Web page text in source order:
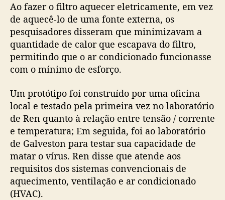
Ao fazer o filtro aquecer eletricamente, em vez
de aquecê-lo de uma fonte externa, os
pesquisadores disseram que minimizavam a
quantidade de calor que escapava do filtro,
permitindo que o ar condicionado funcionasse
com o mínimo de esforço.
Um protótipo foi construído por uma oficina
local e testado pela primeira vez no laboratório
de Ren quanto à relação entre tensão / corrente
e temperatura; Em seguida, foi ao laboratório
de Galveston para testar sua capacidade de
matar o vírus. Ren disse que atende aos
requisitos dos sistemas convencionais de
aquecimento, ventilação e ar condicionado
(HVAC).